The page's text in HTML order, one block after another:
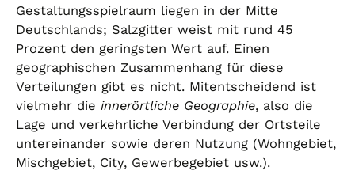
Gestaltungsspielraum liegen in der Mitte
Deutschlands; Salzgitter weist mit rund 45
Prozent den geringsten Wert auf. Einen
geographischen Zusammenhang für diese
Verteilungen gibt es nicht. Mitentscheidend ist
vielmehr die innerörtliche Geographie, also die
Lage und verkehrliche Verbindung der Ortsteile
untereinander sowie deren Nutzung (Wohngebiet,
Mischgebiet, City, Gewerbegebiet usw.).